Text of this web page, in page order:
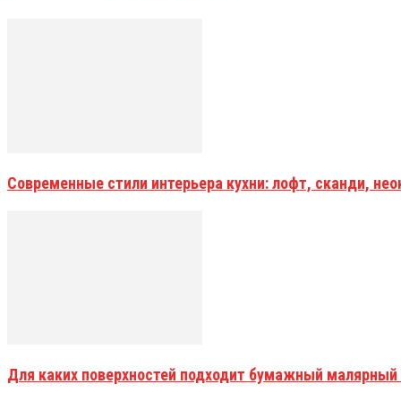
Современные стили интерьера кухни: лофт, сканди,
Для каких поверхностей подходит бумажный малярный